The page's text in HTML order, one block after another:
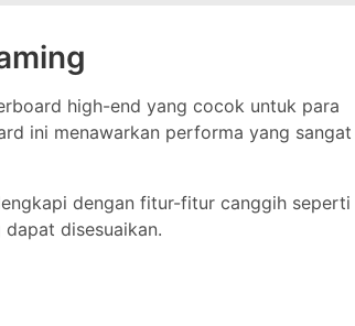
high-end yang cocok untuk para
ini menawarkan performa yang sangat
dengan fitur-fitur canggih seperti
disesuaikan.